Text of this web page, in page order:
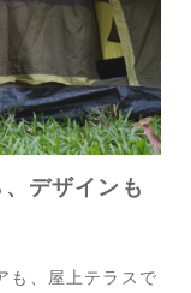
デザインも
も、屋上テラスで